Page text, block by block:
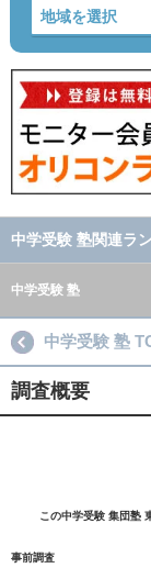
中学受験 塾関連ラ
中学受験 塾
中学受験 塾
調査概要
この中学受験 集団塾
事前調査